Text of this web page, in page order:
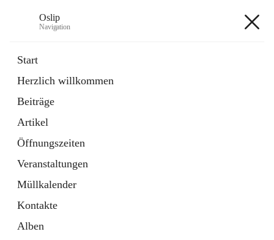
Oslip
Navigation
Start
Herzlich willkommen
Beiträge
Artikel
Öffnungszeiten
Veranstaltungen
Müllkalender
Kontakte
Alben
Externe Webseite
in
Tab
Bundeskanzleramt Österreich
Externe Webseite
öffnet
in
neuem
Tab